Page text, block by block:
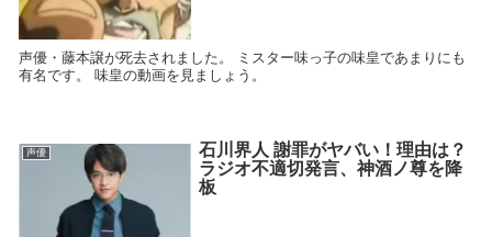
声優・藤本譲が死去されました。 ミスター味っ子の味皇であまりにも
有名です。 味皇の動画を見ましょう。
声優
石川界人 謝罪がヤバい！理由は？
ラジオ不適切発言、神酒ノ尊を降
板